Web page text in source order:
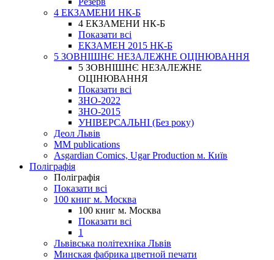
4 ЕКЗАМЕНИ НК-Б
4 ЕКЗАМЕНИ НК-Б
Показати всі
ЕКЗАМЕН 2015 НК-Б
5 ЗОВНІШНЄ НЕЗАЛЕЖНЕ ОЦІНЮВАННЯ
5 ЗОВНІШНЄ НЕЗАЛЕЖНЕ
ОЦІНЮВАННЯ
Показати всі
ЗНО-2022
ЗНО-2015
УНІВЕРСАЛЬНІ (Без року)
Деол Львів
MM publications
Asgardian Comics, Ugar Production м. Київ
Поліграфія
Поліграфія
Показати всі
100 книг м. Москва
100 книг м. Москва
Показати всі
1
Львівська політехніка Львів
Минская фабрика цветной печати